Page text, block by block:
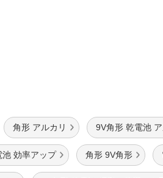
角形 アルカリ 9V角形 乾電池
効率アップ 角形 9V角形